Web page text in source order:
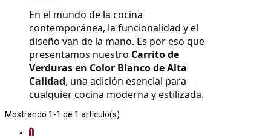
En el mundo de la cocina
contemporánea, la funcionalidad y el
diseño van de la mano. Es por eso que
presentamos nuestro Carrito de
Verduras en Color Blanco de Alta
Calidad, una adición esencial para
cualquier cocina moderna y estilizada.
Mostrando 1-1 de 1 artículo(s)
1